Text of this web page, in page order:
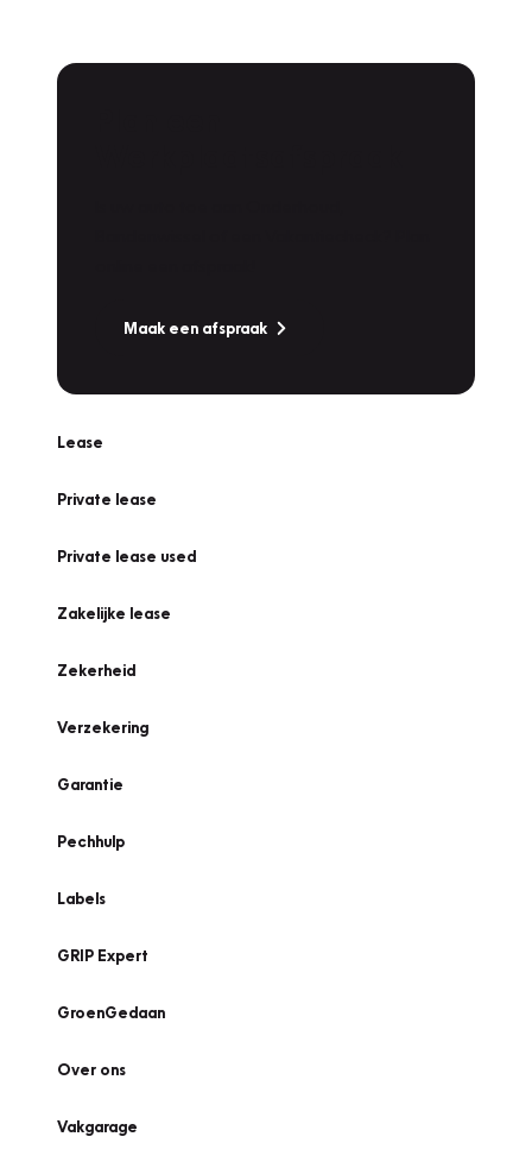
Maak een afspraak
Lease
Private lease
Private lease used
Zakelijke lease
Zekerheid
Verzekering
Garantie
Pechhulp
Labels
GRIP Expert
GroenGedaan
Over ons
Vakgarage